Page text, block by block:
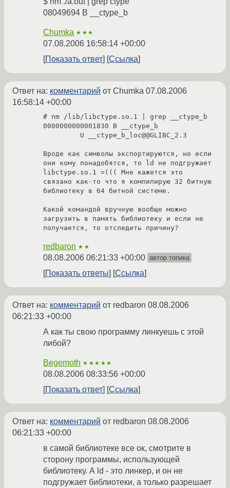
08049694 B __ctype_b
Chumka ★★★
07.08.2006 16:58:14 +00:00
Показать ответ
Ссылка
Ответ на: комментарий от Chumka 07.08.2006
16:58:14 +00:00
# nm /lib/libctype.so.1 | grep __ctype_b
0000000000001830 B __ctype_b
Вроде как символы экспортируются, но если
они кому понадобятся, то ld не подгружает
libctype.so.1 =((( Мне кажется это
связано как-то что я компилирую 32 битную
библиотеку в 64 битной системе.
Какой командой вручную вообще можно
загрузить в память библиотеку и если не
получается, то отследить причину?
redbaron ★★
08.08.2006 06:21:33 +00:00 автор топика
Показать ответы Ссылка
Ответ на: комментарий от redbaron 08.08.2006
06:21:33 +00:00
А как ты свою программу линкуешь с этой
либой?
Begemoth ★★★★★
08.08.2006 08:33:56 +00:00
Показать ответ
Ссылка
Ответ на: комментарий от redbaron 08.08.2006
06:21:33 +00:00
в самой библиотеке все ок, смотрите в
сторону программы, использующей
библиотеку. А ld - это линкер, и он не
подгружает библиотеки, а только разрешает